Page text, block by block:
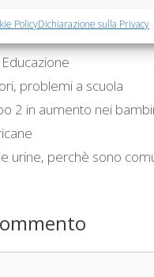
PolicyDichiarazione sulla Privacy
opportunità?
, problemi a scuola
2 in aumento nei
urine, perchè sono